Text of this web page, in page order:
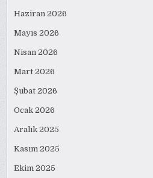
Haziran 2026
Mayıs 2026
Nisan 2026
Mart 2026
Şubat 2026
Ocak 2026
Aralık 2025
Kasım 2025
Ekim 2025